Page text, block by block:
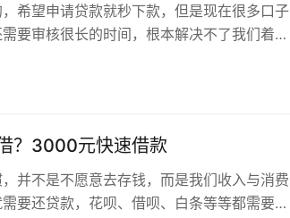
希望申请贷款就秒下款，但是现在很多口子
要审核很长的时间，根本解决不了我们着急
？3000元快速借款
并不是不愿意去存钱，而是我们收入与消费
要还贷款，花呗、借呗、白条等等都需要还